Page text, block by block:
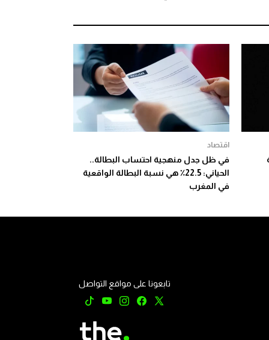
اقتصاد
في ظل جدل منهجية احتساب البطالة..
الحياني: 22.5٪ هي نسبة البطالة الواقعية
في المغرب
تابعونا على مواقع التواصل